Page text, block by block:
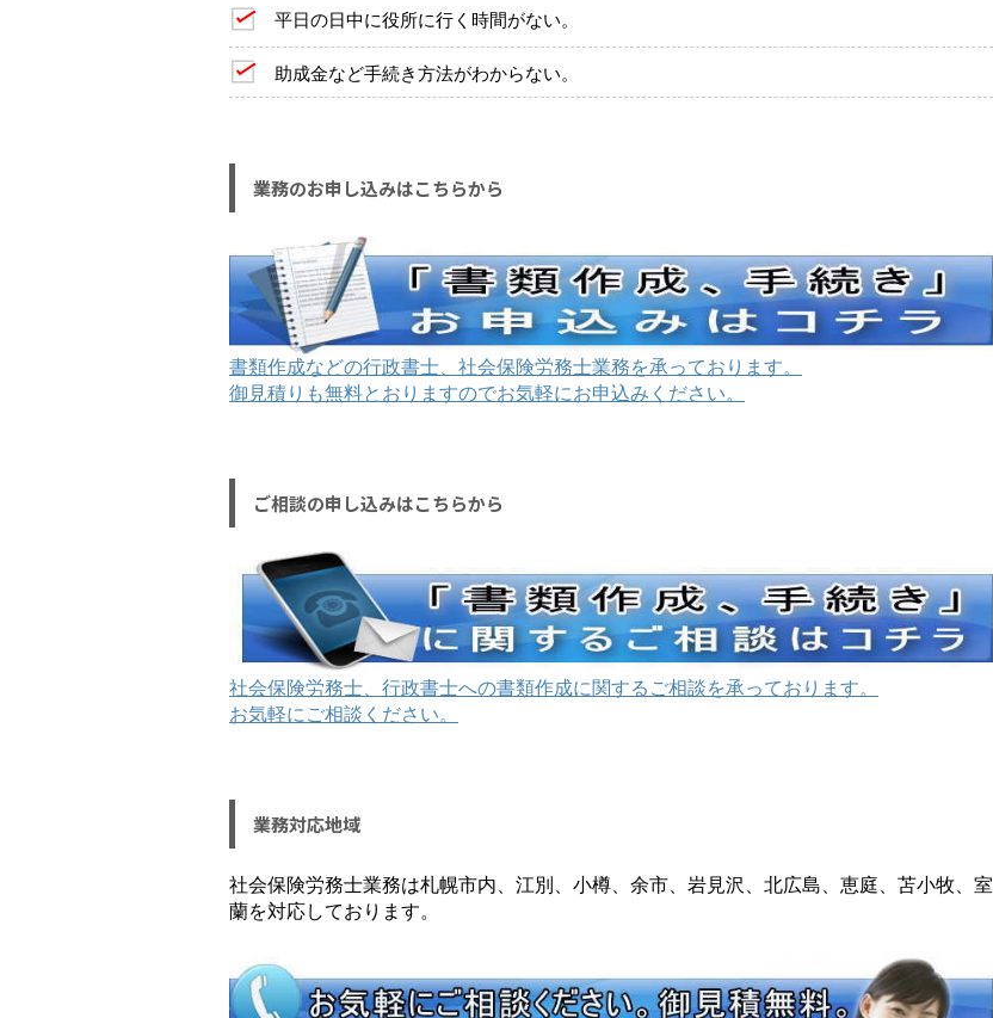
平日の日中に役所に行く時間がない。
助成金など手続き方法がわからない。
業務のお申し込みはこちらから
書類作成などの行政書士、社会保険労務士業務を承っております。
御見積りも無料とおりますのでお気軽にお申込みください。
ご相談の申し込みはこちらから
社会保険労務士、行政書士への書類作成に関するご相談を承っております。
お気軽にご相談ください。
業務対応地域
社会保険労務士業務は札幌市内、江別、小樽、余市、岩見沢、北広島、恵庭、苫小牧、室
蘭を対応しております。